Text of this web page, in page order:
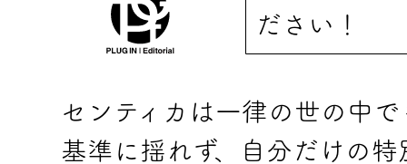
ださい！
センティカは一律の世の中
基準に揺れず、自分だけの